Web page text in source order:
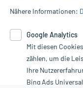
die Untersuchung und
Therapien eingeleitet
Google Analytics.
unserer
nutzen Sie das Formular:
Nähere Informationen:
Google Analytics
Mit diesen
zählen, um die
Ihre
Bing Ads